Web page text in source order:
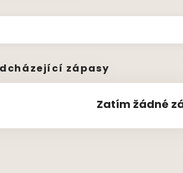
zápasy
Zatím žádné